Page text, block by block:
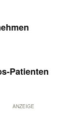
Patienten
ANZEIGE